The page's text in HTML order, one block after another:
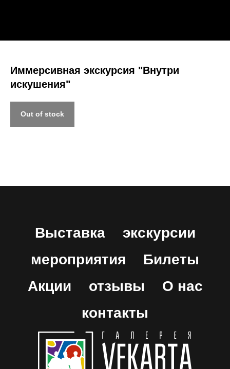
Иммерсивная экскурсия "Внутри
искушения"
Out of stock
Выставка
экскурсии
мероприятия
Билеты
Акции
отзывы
О нас
контакты